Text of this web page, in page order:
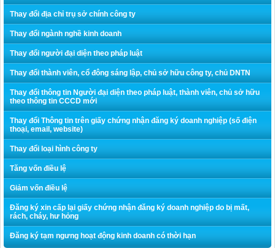
Thay đổi địa chỉ trụ sở chính công ty
Thay đổi ngành nghề kinh doanh
Thay đổi người đại diện theo pháp luật
Thay đổi thành viên, cổ đông sáng lập, chủ sở hữu công ty, chủ DNTN
Thay đổi thông tin Người đại diện theo pháp luật, thành viên, chủ sở hữu
theo thông tin CCCD mới
Thay đổi Thông tin trên giấy chứng nhận đăng ký doanh nghiệp (số điện
thoại, email, website)
Thay đổi loại hình công ty
Tăng vốn điều lệ
Giảm vốn điều lệ
Đăng ký xin cấp lại giấy chứng nhận đăng ký doanh nghiệp do bị mất,
rách, cháy, hư hỏng
Đăng ký tạm ngưng hoạt động kinh doanh có thời hạn